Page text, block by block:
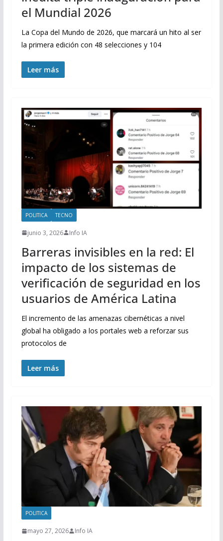
el Mundial 2026
La Copa del Mundo de 2026, que marcará un hito al ser
la primera edición con 48 selecciones y 104
Leer más
POLITICA TECNO
junio 3, 2026 Info IA
Barreras invisibles en la red: El
impacto de los sistemas de
verificación de seguridad en los
usuarios de América Latina
El incremento de las amenazas cibernéticas a nivel
global ha obligado a los portales web a reforzar sus
protocolos de
Leer más
POLITICA
mayo 27, 2026 Info IA